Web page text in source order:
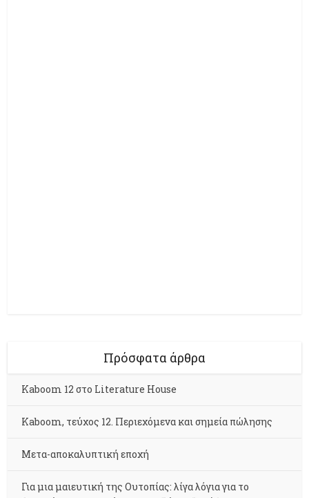
Πρόσφατα άρθρα
Kaboom 12 στο Literature House
Kaboom, τεύχος 12. Περιεχόμενα και σημεία πώλησης
Μετα-αποκαλυπτική εποχή
Για μια μαιευτική της Ουτοπίας: λίγα λόγια για το